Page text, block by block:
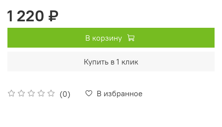
(0) В избранное
1 220 ₽
В корзину
Купить в 1 клик